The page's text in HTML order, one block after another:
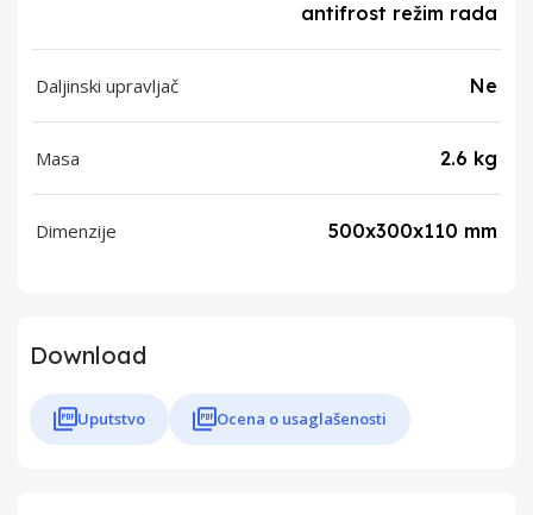
antifrost režim rada
Daljinski upravljač Ne
Masa 2.6 kg
Dimenzije 500x300x110 mm
Download
Uputstvo Ocena o usaglašenosti